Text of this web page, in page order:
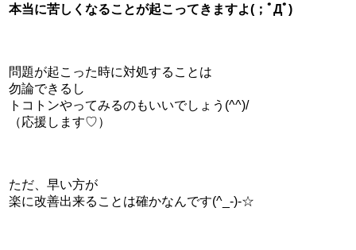
本当に苦しくなることが起こってきますよ(；ﾟДﾟ)
問題が起こった時に対処することは
勿論できるし
トコトンやってみるのもいいでしょう(^^)/
（応援します♡）
ただ、早い方が
楽に改善出来ることは確かなんです(^_-)-☆